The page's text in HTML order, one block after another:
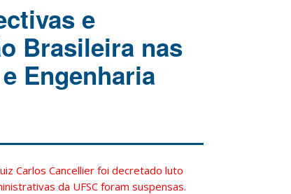
e
Brasileira nas
Engenharia
Carlos Cancellier foi decretado luto
da UFSC foram suspensas.